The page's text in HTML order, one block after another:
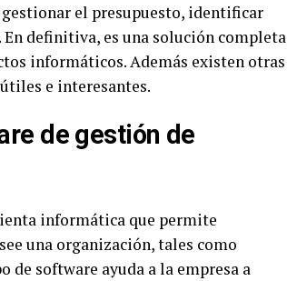
el presupuesto, identificar
definitiva, es una solución completa
informáticos. Además existen otras
e interesantes.
de gestión de
informática que permite
una organización, tales como
de software ayuda a la empresa a